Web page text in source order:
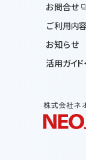
お問合せ
ご利用内
お知らせ
活用ガイド